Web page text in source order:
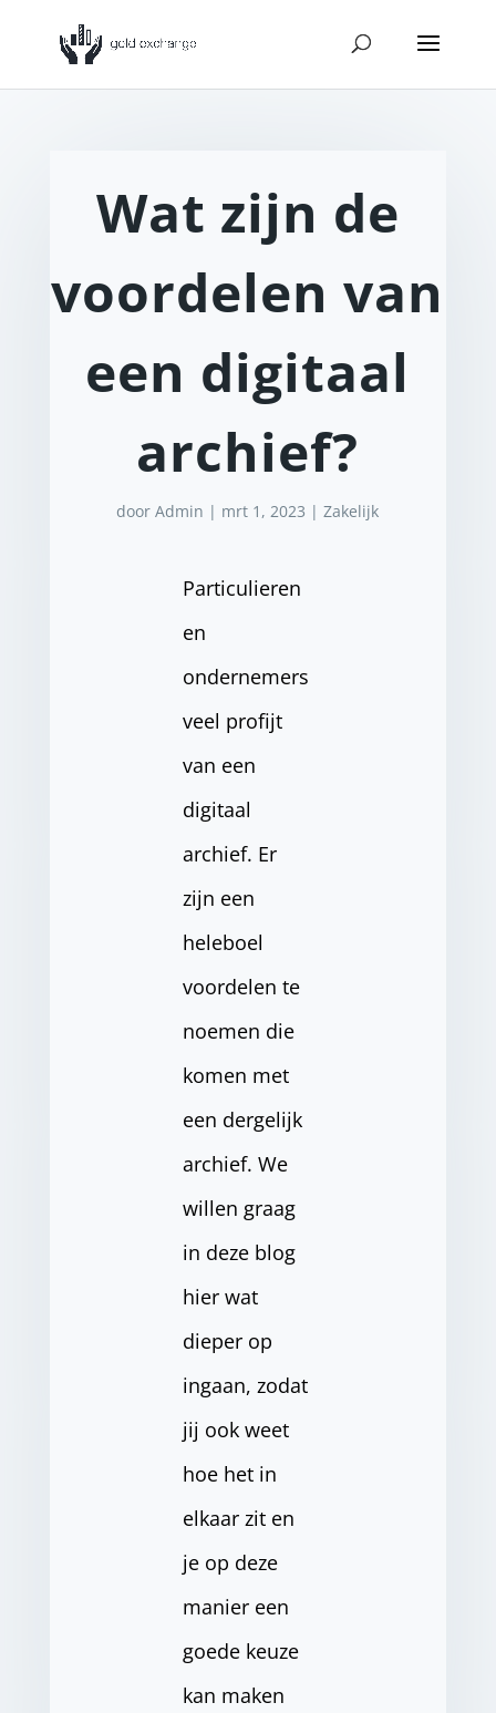
Wat zijn de
voordelen van
een digitaal
archief?
doorAdmin | mrt 1, 2023 |Zakelijk
Particulieren
en
ondernemers
veel profijt
van een
digitaal
archief. Er
zijn een
heleboel
voordelen te
noemen die
komen met
een dergelijk
archief. We
willen graag
in deze blog
hier wat
dieper op
ingaan, zodat
jij ook weet
hoe het in
elkaar zit en
je op deze
manier een
goede keuze
kan maken